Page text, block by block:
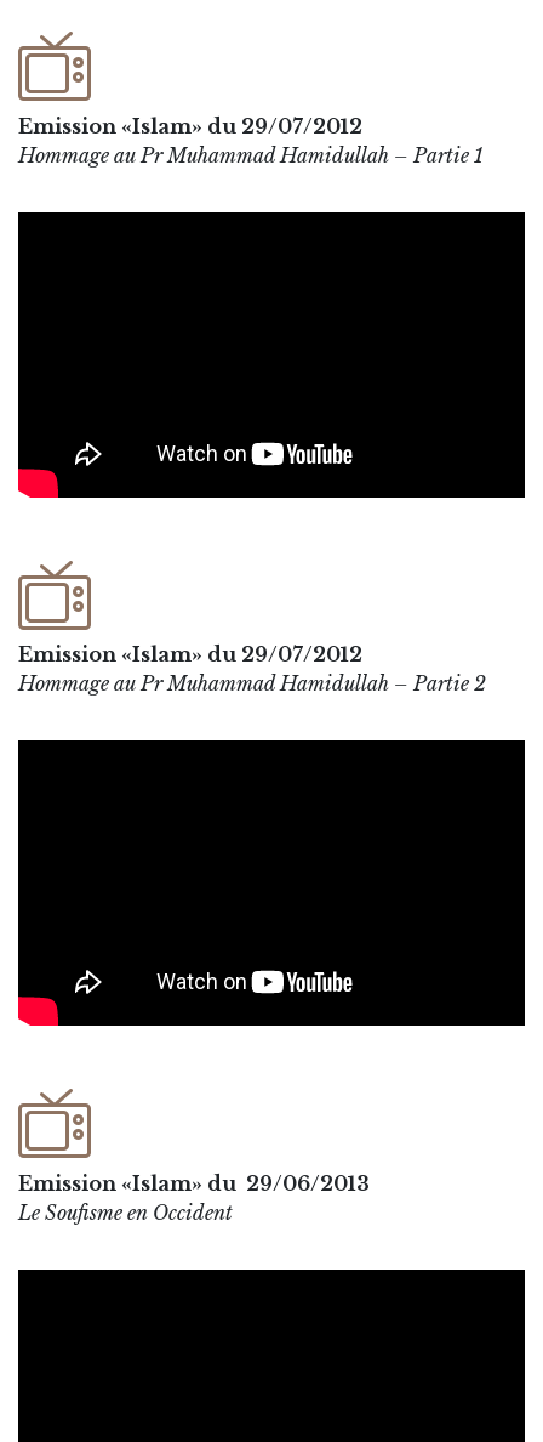
Emission «Islam» du 29/07/2012
Hommage au Pr Muhammad Hamidullah – Partie 1
Emission «Islam» du 29/07/2012
Hommage au Pr Muhammad Hamidullah – Partie 2
Emission «Islam» du 29/06/2013
Le Soufisme en Occident